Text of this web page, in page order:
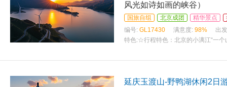
风光如诗如画的峡谷）
国旅自组 北京成团 精华景点
编号: GL17430 满意度: 98%
出
特色:☆行程特色：北京的小漓江“一
延庆玉渡山-野鸭湖休闲2日